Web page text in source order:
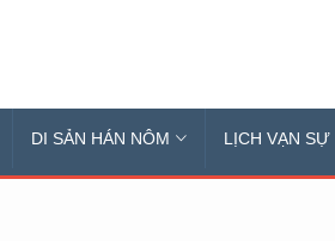
DI SẢN HÁN NÔM LỊCH VẠN SỰ